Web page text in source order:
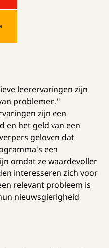
leerervaringen zijn
problemen."
zijn een
en het geld van een
geloven dat
een
omdat ze waardevoller
interesseren zich voor
relevant probleem is
nieuwsgierigheid